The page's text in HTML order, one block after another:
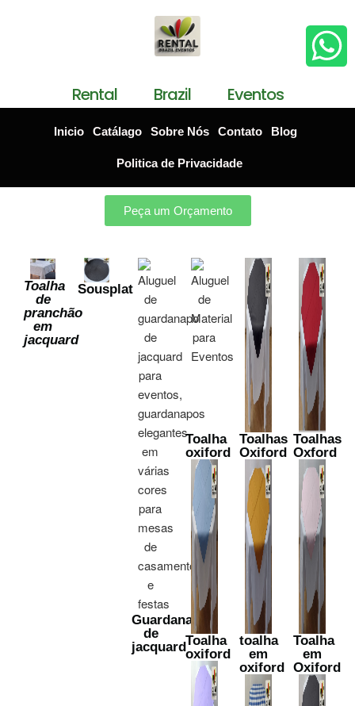
Rental Brazil Eventos
Inicio Catálago Sobre Nós Contato Blog
Politica de Privacidade
Peça um Orçamento
Toalha
de
pranchão
em
jacquard
Sousplat
Guardanapo
de
jacquard
Toalha
oxiford
Toalha
oxiford
Toalhas
Oxiford
toalha
em
oxiford
Toalhas
Oxford
Toalha
em
Oxiford